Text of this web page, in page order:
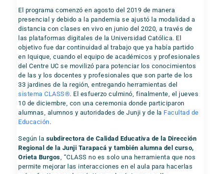
El programa comenzó en agosto del 2019 de manera
presencial y debido a la pandemia se ajustó la modalidad a
distancia con clases en vivo en junio del 2020, a través de
las plataformas digitales de la Universidad Católica. El
objetivo fue dar continuidad al trabajo que ya había partido
en Iquique, cuando el equipo de académicos y profesionales
del Centre UC se movilizó para potenciar los conocimientos
de las y los docentes y profesionales que son parte de los
33 jardines de la región, entregando herramientas del
sistema CLASS®. El esfuerzo culminó, finalmente, el jueves
10 de diciembre, con una ceremonia donde participaron
alumnas, alumnos y autoridades de Junji y de la Facultad de
Educación.
Según la subdirectora de Calidad Educativa de la Dirección
Regional de la Junji Tarapacá y también alumna del curso,
Orieta Burgos , “CLASS no es solo una herramienta que nos
permite mejorar las interacciones en el aula para hacerlas